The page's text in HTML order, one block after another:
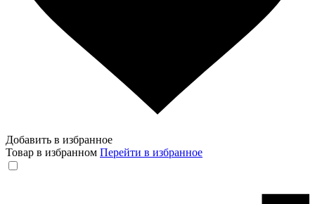
Добавить в избранное
Товар в избранном Перейти в избранное